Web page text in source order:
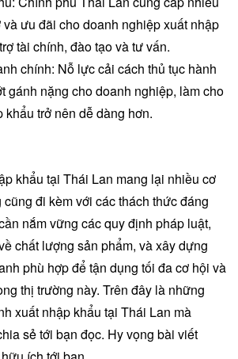
ưu đãi cho doanh nghiệp xuất nhập
tài chính, đào tạo và tư vấn.
chính: Nỗ lực cải cách thủ tục hành
gánh nặng cho doanh nghiệp, làm cho
khẩu trở nên dễ dàng hơn.
khẩu tại Thái Lan mang lại nhiều cơ
đi kèm với các thách thức đáng
nắm vững các quy định pháp luật,
chất lượng sản phẩm, và xây dựng
phù hợp để tận dụng tối đa cơ hội và
thị trường này. Trên đây là những
xuất nhập khẩu tại Thái Lan mà
sẻ tới bạn đọc. Hy vọng bài viết